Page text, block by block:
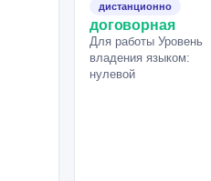
дистанционно
договорная
Для работы Уровень
владения языком:
нулевой